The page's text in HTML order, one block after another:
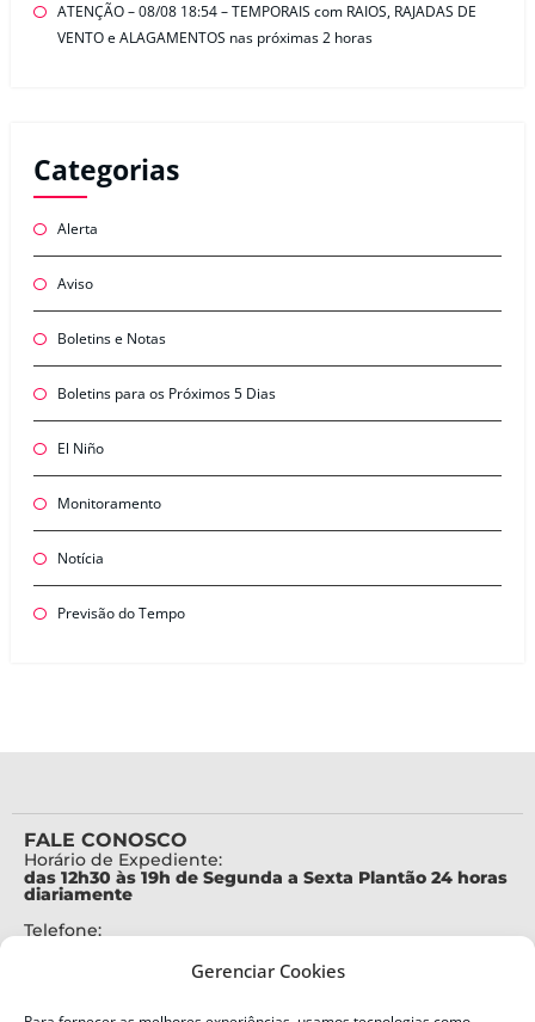
Gerenciar Cookies
ATENÇÃO – 08/08 18:54 – TEMPORAIS com RAIOS, RAJADAS DE
VENTO e ALAGAMENTOS nas próximas 2 horas
Categorias
Alerta
Aviso
Boletins e Notas
Boletins para os Próximos 5 Dias
El Niño
Monitoramento
Notícia
Previsão do Tempo
FALE CONOSCO
Horário de Expediente:
das 12h30 às 19h de Segunda a Sexta Plantão 24 horas
diariamente
Telefone: